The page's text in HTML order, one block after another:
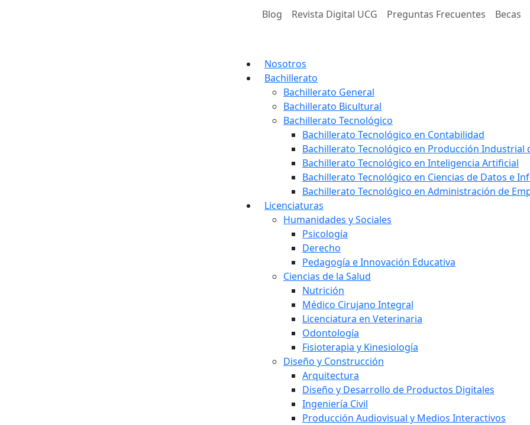
Blog Revista Digital UCG Preguntas Frecuentes Becas
Nosotros
Bachillerato
Bachillerato General
Bachillerato Bicultural
Bachillerato Tecnológico
Bachillerato Tecnológico en Contabilidad
Bachillerato Tecnológico en Producción Industrial
Bachillerato Tecnológico en Inteligencia Artificial
Bachillerato Tecnológico en Ciencias de Datos e
Bachillerato Tecnológico en Administración de
Licenciaturas
Humanidades y Sociales
Psicología
Derecho
Pedagogía e Innovación Educativa
Ciencias de la Salud
Nutrición
Médico Cirujano Integral
Licenciatura en Veterinaria
Odontología
Fisioterapia y Kinesiología
Diseño y Construcción
Arquitectura
Diseño y Desarrollo de Productos Digitales
Ingeniería Civil
Producción Audiovisual y Medios Interactivos